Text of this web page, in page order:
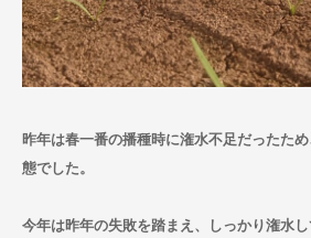
昨年は春一番の播種時に潅水不足だったた
態でした。
今年は昨年の失敗を踏まえ、しっかり潅水し
ブログ
お問い合わせ